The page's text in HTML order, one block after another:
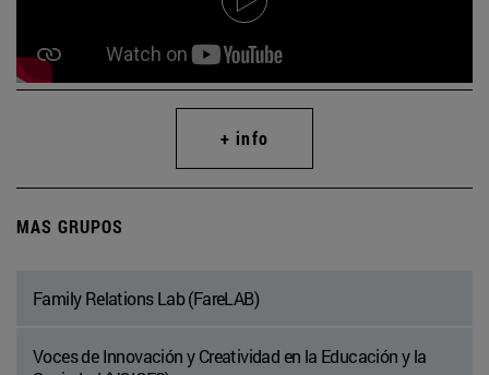
+ info
MAS GRUPOS
Family Relations Lab (FareLAB)
Voces de Innovación y Creatividad en la Educación y la